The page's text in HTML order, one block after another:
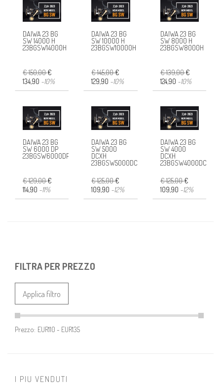
DAIWA 23 BG
SW 14000 H
23BGSW14000H
€ 150,00€
134,90 -10%
DAIWA 23 BG
SW 10000 H
23BGSW10000H
€ 145,00€
129,90 -10%
DAIWA 23 BG
SW 8000 H
23BGSW8000H
€ 139,00€
124,90 -10%
DAIWA 23 BG
SW 6000 DP
23BGSW6000DP
€ 129,00€
114,90 -11%
DAIWA 23 BG
SW 5000
DCXH
23BGSW5000DCXH
€ 125,00€
109,90 -12%
DAIWA 23 BG
SW 4000
DCXH
23BGSW4000DCXH
€ 125,00€
109,90 -12%
FILTRA PER PREZZO
Applica filtro
Prezzo:
I PIU VENDUTI